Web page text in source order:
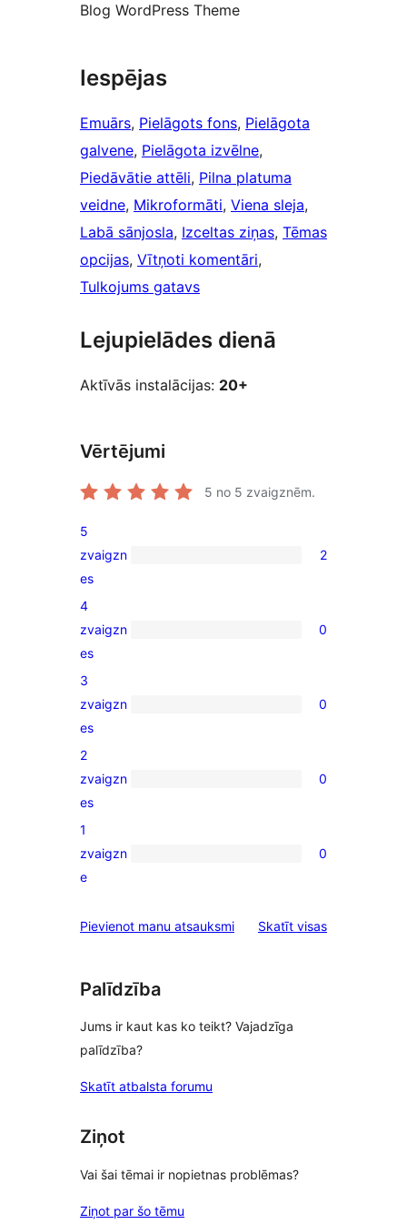
Blog WordPress Theme
Iespējas
Emuārs, Pielāgots fons, Pielāgota
galvene, Pielāgota izvēlne
Piedāvātie attēli, Pilna platuma
veidne, Mikroformāti, Viena sleja
Labā sānjosla, Izceltas ziņas, Tēmas
opcijas, Vītņoti komentāri
Tulkojums gatavs
Lejupielādes dienā
Aktīvās instalācijas: 20+
Vērtējumi
5 no 5 zvaigznēm.
2
5-
star
reviews
5
zvaigzn
es
2
0
4-
star
reviews
4
zvaigzn
es
0
0
3-
star
reviews
3
zvaigzn
es
0
0
2-
star
reviews
2
zvaigzn
es
0
0
1-
reviews
1
zvaigzn
e
0
Pievienot manu atsauksmi Skatīt visasatsauksmes
Palīdzība
Jums ir kaut kas ko teikt? Vajadzīga
palīdzība?
Skatīt atbalsta forumu
Ziņot
Vai šai tēmai ir nopietnas problēmas?
Ziņot par šo tēmu